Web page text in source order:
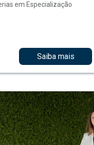
em Especialização
Saiba mais